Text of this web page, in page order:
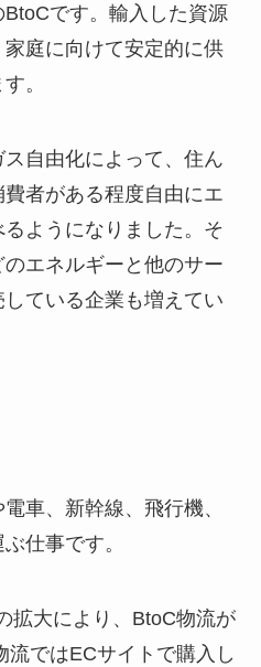
です。輸入した資源
庭に向けて安定的に供
。
自由化によって、住ん
者がある程度自由にエ
ようになりました。そ
エネルギーと他のサー
ている企業も増えてい
車、新幹線、飛行機、
仕事です。
拡大により、BtоC物流が
ではECサイトで購入し